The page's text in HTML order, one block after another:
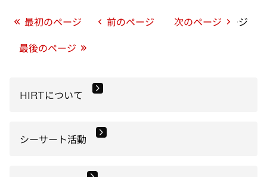
開
3ページ中2ページ
最初のページ 前のページ 次のページ
最後のページ
HIRTについて
シーサート活動